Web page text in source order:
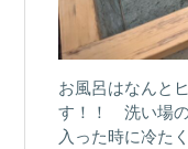
お風呂はなんと
す！！ 洗い場の
入った時に冷た